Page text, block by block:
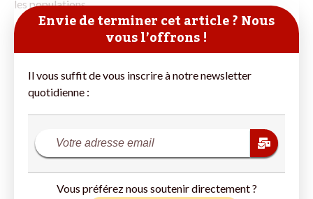
les populations
Envie de terminer cet article ? Nous
vous l’offrons !
Il vous suffit de vous inscrire à notre newsletter
quotidienne :
Vous préférez nous soutenir directement ?